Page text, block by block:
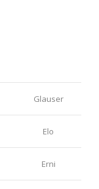
Glauser
Elo
Erni